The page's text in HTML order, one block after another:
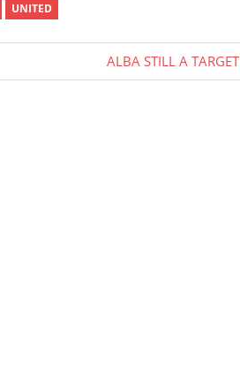
UNITED
Next
Post:
ALBA STILL A TARGET